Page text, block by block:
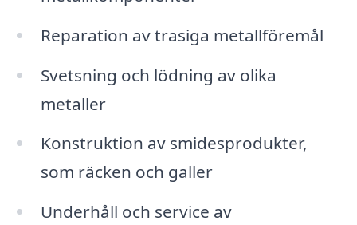
Reparation av trasiga metallföremål
Svetsning och lödning av olika
metaller
Konstruktion av smidesprodukter,
som räcken och galler
Underhåll och service av